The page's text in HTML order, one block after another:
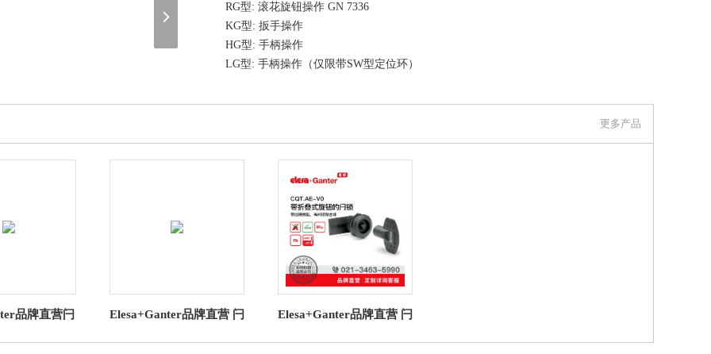
RG型: 滚花旋钮操作 GN 7336
KG型: 扳手操作
HG型: 手柄操作
LG型: 手柄操作（仅限带SW型定位环）
压铸锌
压铸锌合金
喷塑涂层，黑色, RAL 9005, 纹理饰面 SRSW
在线询价 联系我们
（联系我们，请说明是在 伊莉莎冈特贸易（上海）有限公司 上看到的信息，谢谢！）
更多产品
品牌直营闩
/ EPDM
Elesa+Ganter品牌直营 闩
的闩锁 操作元件
Elesa+Ganter品牌直营 闩
槽钥匙高科技聚合体